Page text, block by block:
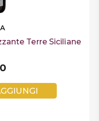
Terre Siciliane